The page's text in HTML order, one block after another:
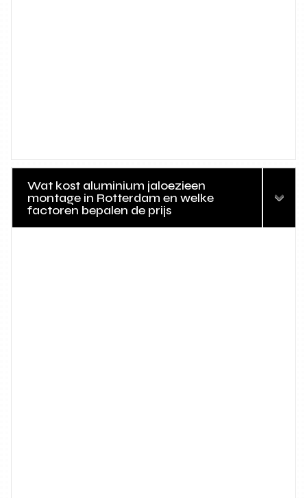
Wat kost aluminium jaloezieen
montage in Rotterdam en welke
factoren bepalen de prijs